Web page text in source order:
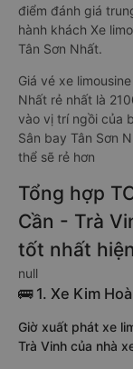
điểm đánh giá
hành khách Xe
Tân Sơn Nhất.
Giá vé xe
Nhất rẻ nhất là
vào vị trí ngồi của
Sân bay Tân Sơn
thể sẽ rẻ hơn
Tổng hợp
Cần - Trà
tốt nhất
null
🚌 1. Xe Kim
Giờ xuất phát xe
Trà Vinh của nhà